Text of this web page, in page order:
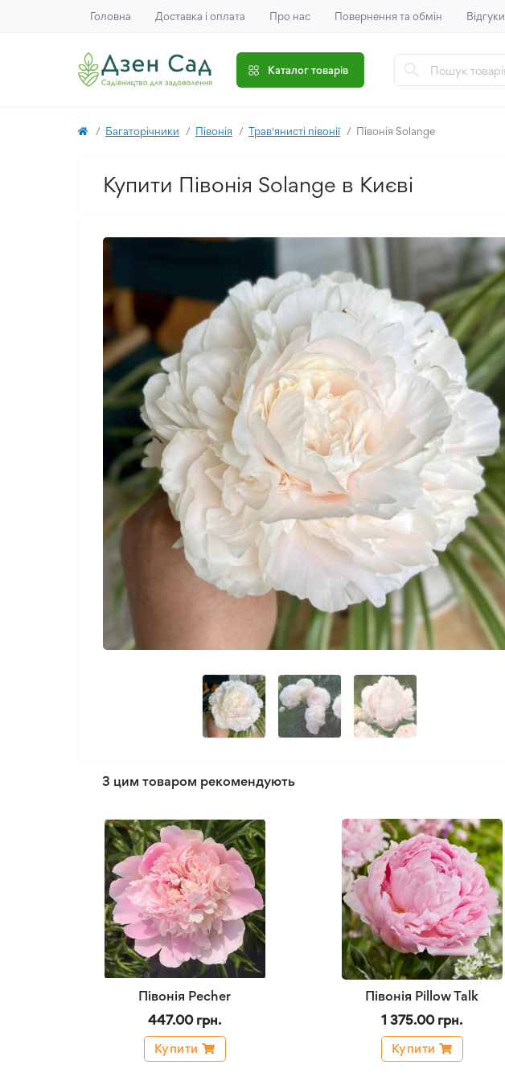
Головна Доставка і оплата Про нас Повернення та обмін Відгуки
Каталог товарів
Багаторічники Півонія Трав'янисті півонії Півонія Solange
Купити Півонія Solange в Києві
З цим товаром рекомендують
Півонія Pecher
447.00 грн.
Купити
Півонія Pillow Talk
1 375.00 грн.
Купити